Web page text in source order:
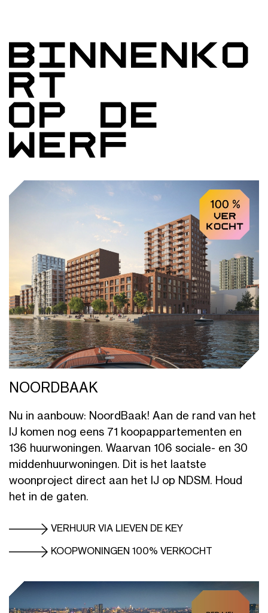
Binnenko
rt
op de
werf
NOORDBAAK
Nu in aanbouw: NoordBaak! Aan de rand van het
IJ komen nog eens 71 koopappartementen en
136 huurwoningen. Waarvan 106 sociale- en 30
middenhuurwoningen. Dit is het laatste
woonproject direct aan het IJ op NDSM. Houd
het in de gaten.
VERHUUR VIA LIEVEN DE KEY
KOOPWONINGEN 100% VERKOCHT